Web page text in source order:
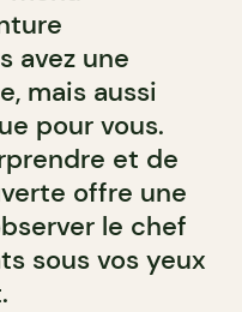
avez une
mais aussi
pour vous.
et de
offre une
le chef
sous vos yeux